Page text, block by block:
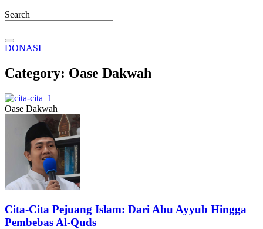
Search
DONASI
Category: Oase Dakwah
Oase Dakwah
Cita-Cita Pejuang Islam: Dari Abu Ayyub Hingga
Pembebas Al-Quds